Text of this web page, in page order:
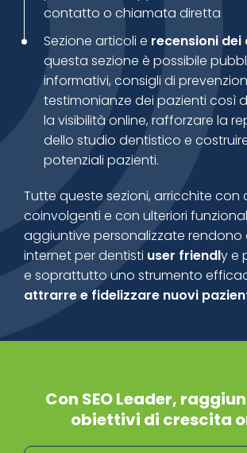
contatto o chiamata diretta
Sezione articoli e recensioni dei
questa sezione è possibile
informativi, consigli di
testimonianze dei pazienti così
la visibilità online, rafforzare la
dello studio dentistico e
potenziali pazienti.
Tutte queste sezioni, arricchite con
coinvolgenti e con ulteriori
aggiuntive personalizzate rendono
internet per dentisti user friendly e
e soprattutto uno strumento
attrarre e fidelizzare nuovi
Con SEO Leader,
obiettivi di crescita